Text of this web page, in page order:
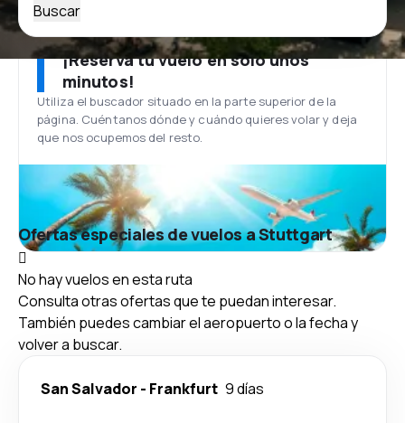
Buscar
¡Reserva tu vuelo en solo unos
minutos!
Utiliza el buscador situado en la parte superior de la
página. Cuéntanos dónde y cuándo quieres volar y deja
que nos ocupemos del resto.
Ofertas especiales de vuelos a Stuttgart
No hay vuelos en esta ruta
Consulta otras ofertas que te puedan interesar.
También puedes cambiar el aeropuerto o la fecha y
volver a buscar.
San Salvador - Frankfurt 9 días